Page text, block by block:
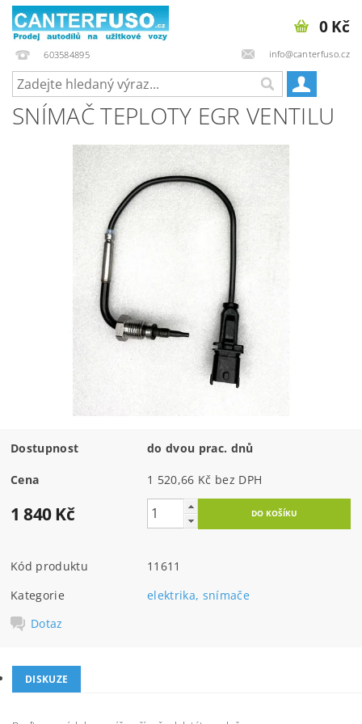
603584895 info@canterfuso.cz
0 Kč
SNÍMAČ TEPLOTY EGR VENTILU
Dostupnost do dvou prac. dnů
Cena 1 520,66 Kč bez DPH
1 840 Kč
Kód produktu
11611
Kategorie
elektrika, snímače
Dotaz
DISKUZE